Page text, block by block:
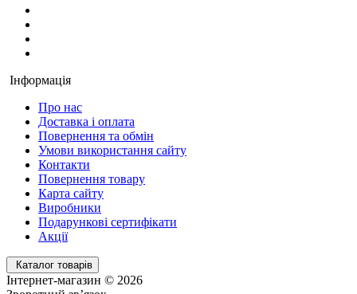
Інформація
Про нас
Доставка і оплата
Повернення та обмін
Умови використання сайту
Контакти
Повернення товару
Карта сайту
Виробники
Подарункові сертифікати
Акції
Каталог товарів
Інтернет-магазин © 2026